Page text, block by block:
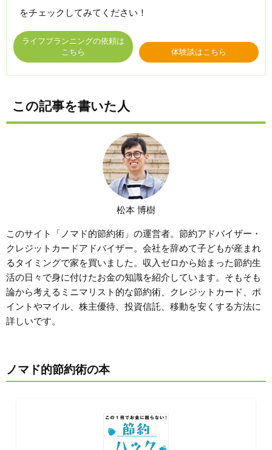
をチェックしてみてください！
ライフプランニングの依頼は
こちら
体験談はこちら
この記事を書いた人
松本 博樹
このサイト「ノマド的節約術」の運営者。節約アドバイザー・
クレジットカードアドバイザー。会社を辞めて子どもが産まれ
るタイミングで家を買いました。収入ゼロから始まった節約生
活の日々で身に付けたお金の知識を紹介しています。そもそも
論から考えるミニマリスト的な節約術、クレジットカード、ポ
イントやマイル、株主優待、投資信託、移動を安くする方法に
詳しいです。
ノマド的節約術の本